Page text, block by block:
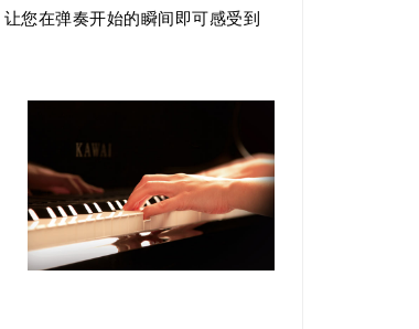
您在弹奏开始的瞬间即可感受到